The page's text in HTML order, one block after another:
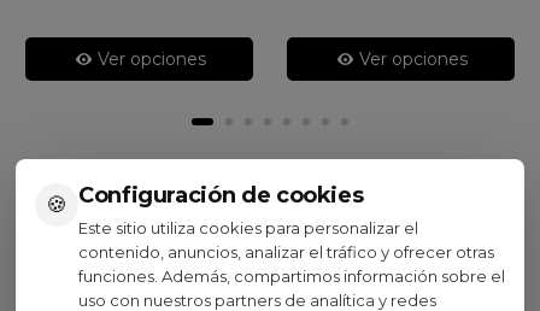
🍪 Configuración de cookies
Este sitio utiliza cookies para personalizar el
contenido, anuncios, analizar el tráfico y ofrecer otras
funciones. Además, compartimos información sobre el
uso con nuestros partners de analítica y redes
Ver opciones Ver opciones
Visto recientemente
Oferta
No disponible